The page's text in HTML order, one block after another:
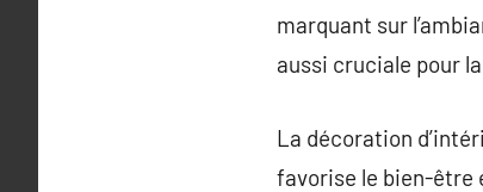
marquant sur
aussi cruciale pour
La décoration
favorise le bien-être